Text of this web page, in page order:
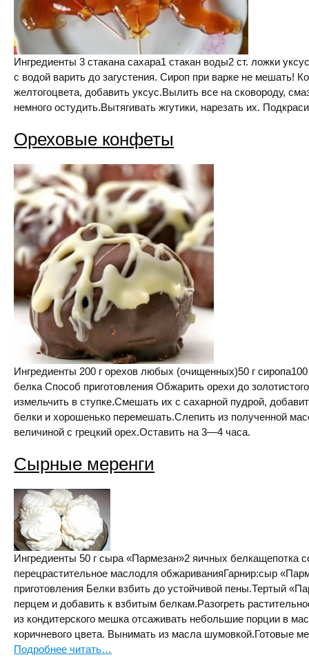
Ингредиенты 3 стакана сахара1 стакан воды2 ст. ложки
с водой варить до загустения. Сироп при варке не мешать!
желтогоцвета, добавить уксус.Вылить все на сковороду,
немного остудить.Вытягивать жгутики, нарезать их.
Ореховые конфеты
Ингредиенты 200 г орехов любых (очищенных)50 г
белка Способ приготовления Обжарить орехи до
измельчить в ступке.Смешать их с сахарной пудрой,
белки и хорошенько перемешать.Слепить из полученной
величиной с грецкий орех.Оставить на 3—4 часа.
Сырные меренги
Ингредиенты 50 г сыра «Пармезан»2 яичных белкащепотка
перецрастительное маслодля обжариванияГарнир:сыр
приготовления Белки взбить до устойчивой пены.Тертый
перцем и добавить к взбитым белкам.Разогреть
из кондитерского мешка отсаживать небольшие порции в
коричневого цвета. Вынимать из масла шумовкой.Готовые
Подробнее читать…